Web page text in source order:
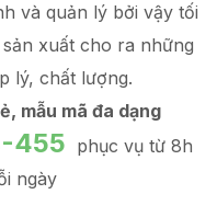
và quản lý bởi vậy tối
xuất cho ra những
lý, chất lượng.
mẫu mã đa dạng
455
phục vụ từ 8h
ngày